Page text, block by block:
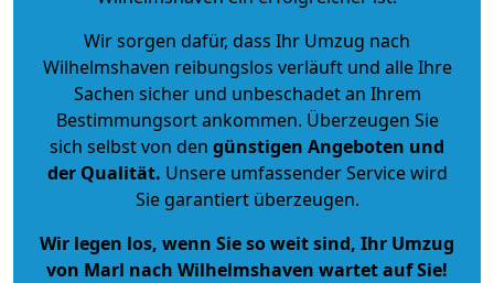
Wir sorgen dafür, dass Ihr Umzug nach
Wilhelmshaven reibungslos verläuft und alle Ihre
Sachen sicher und unbeschadet an Ihrem
Bestimmungsort ankommen. Überzeugen Sie
sich selbst von den günstigen Angeboten und
der Qualität. Unsere umfassender Service wird
Sie garantiert überzeugen.
Wir legen los, wenn Sie so weit sind, Ihr Umzug
von Marl nach Wilhelmshaven wartet auf Sie!